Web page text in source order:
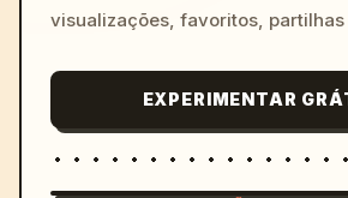
visualizações, favoritos, partilhas
EXPERIMENTAR